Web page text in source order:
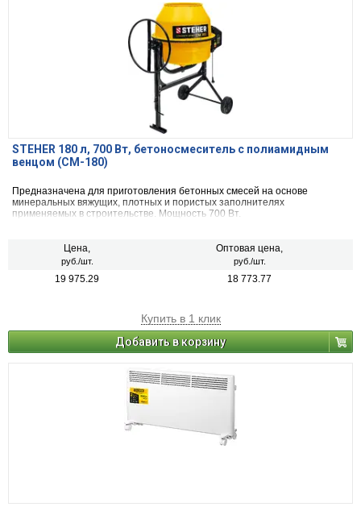
STEHER 180 л, 700 Вт, бетоносмеситель с полиамидным
венцом (CM-180)
Предназначена для приготовления бетонных смесей на основе
минеральных вяжущих, плотных и пористых заполнителях
применяемых в строительстве. Мощность 700 Вт.
Цена,
руб./шт.
Оптовая цена,
руб./шт.
19 975.29 18 773.77
Купить в 1 клик
Добавить в корзину